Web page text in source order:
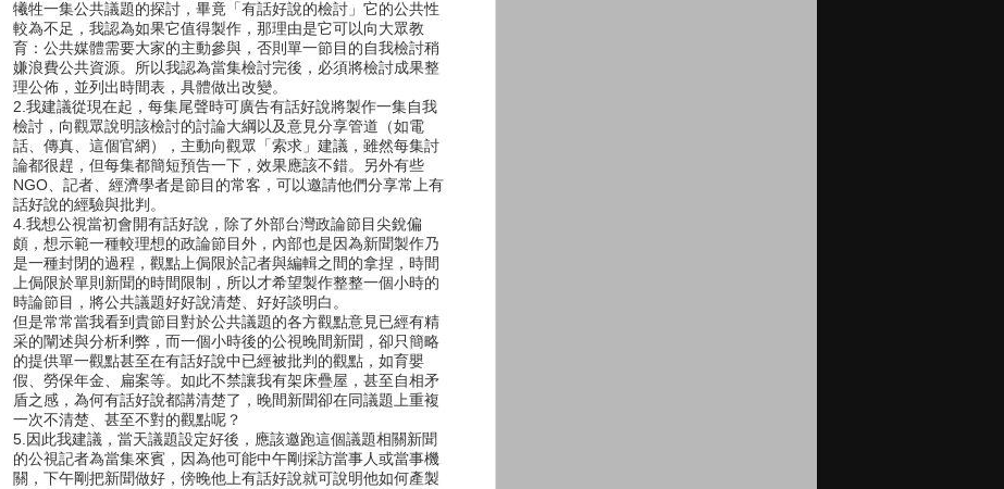
犧牲一集公共議題的探討，畢竟「有話好說的檢討」它的公共性
較為不足，我認為如果它值得製作，那理由是它可以向大眾教
育：公共媒體需要大家的主動參與，否則單一節目的自我檢討稍
嫌浪費公共資源。所以我認為當集檢討完後，必須將檢討成果整
理公佈，並列出時間表，具體做出改變。
2.我建議從現在起，每集尾聲時可廣告有話好說將製作一集自我
檢討，向觀眾說明該檢討的討論大綱以及意見分享管道（如電
話、傳真、這個官網），主動向觀眾「索求」建議，雖然每集討
論都很趕，但每集都簡短預告一下，效果應該不錯。另外有些
NGO、記者、經濟學者是節目的常客，可以邀請他們分享常上有
話好說的經驗與批判。
4.我想公視當初會開有話好說，除了外部台灣政論節目尖銳偏
頗，想示範一種較理想的政論節目外，內部也是因為新聞製作乃
是一種封閉的過程，觀點上侷限於記者與編輯之間的拿捏，時間
上侷限於單則新聞的時間限制，所以才希望製作整整一個小時的
時論節目，將公共議題好好說清楚、好好談明白。
但是常常當我看到貴節目對於公共議題的各方觀點意見已經有精
采的闡述與分析利弊，而一個小時後的公視晚間新聞，卻只簡略
的提供單一觀點甚至在有話好說中已經被批判的觀點，如育嬰
假、勞保年金、扁案等。如此不禁讓我有架床疊屋，甚至自相矛
盾之感，為何有話好說都講清楚了，晚間新聞卻在同議題上重複
一次不清楚、甚至不對的觀點呢？
5.因此我建議，當天議題設定好後，應該邀跑這個議題相關新聞
的公視記者為當集來賓，因為他可能中午剛採訪當事人或當事機
關，下午剛把新聞做好，傍晚他上有話好說就可說明他如何產製